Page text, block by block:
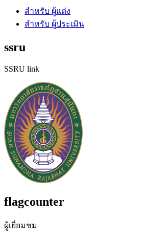
สำหรับ ผู้แต่ง
สำหรับ ผู้ประเมิน
ssru
SSRU link
flagcounter
ผู้เยี่ยมชม